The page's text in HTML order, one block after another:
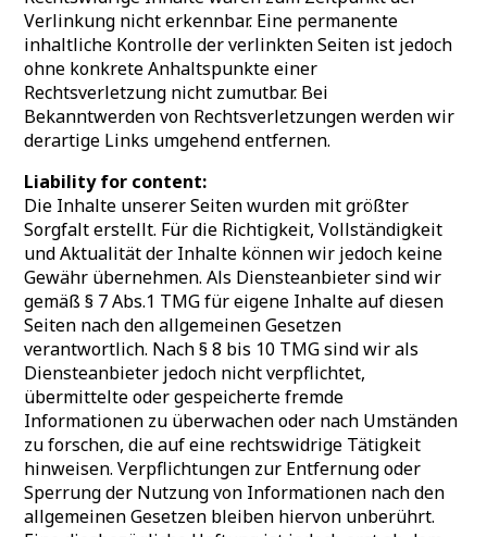
Verlinkung nicht erkennbar. Eine permanente
inhaltliche Kontrolle der verlinkten Seiten ist jedoch
ohne konkrete Anhaltspunkte einer
Rechtsverletzung nicht zumutbar. Bei
Bekanntwerden von Rechtsverletzungen werden wir
derartige Links umgehend entfernen.
Liability for content:
Die Inhalte unserer Seiten wurden mit größter
Sorgfalt erstellt. Für die Richtigkeit, Vollständigkeit
und Aktualität der Inhalte können wir jedoch keine
Gewähr übernehmen. Als Diensteanbieter sind wir
gemäß § 7 Abs.1 TMG für eigene Inhalte auf diesen
Seiten nach den allgemeinen Gesetzen
verantwortlich. Nach § 8 bis 10 TMG sind wir als
Diensteanbieter jedoch nicht verpflichtet,
übermittelte oder gespeicherte fremde
Informationen zu überwachen oder nach Umständen
zu forschen, die auf eine rechtswidrige Tätigkeit
hinweisen. Verpflichtungen zur Entfernung oder
Sperrung der Nutzung von Informationen nach den
allgemeinen Gesetzen bleiben hiervon unberührt.